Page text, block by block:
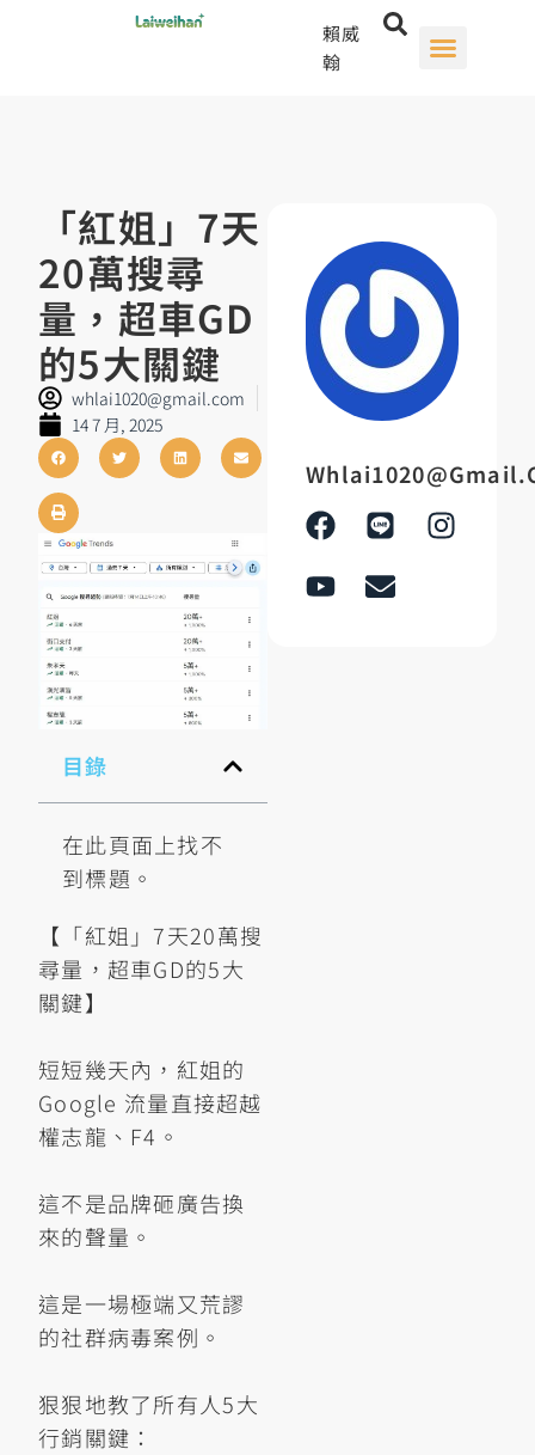
賴威
翰
「紅姐」7天
20萬搜尋
量，超車GD
的5大關鍵
whlai1020@gmail.com
14 7 月, 2025
目錄
在此頁面上找不
到標題。
【「紅姐」7天20萬搜
尋量，超車GD的5大
關鍵】
短短幾天內，紅姐的
Google 流量直接超越
權志龍、F4。
這不是品牌砸廣告換
來的聲量。
這是一場極端又荒謬
的社群病毒案例。
狠狠地教了所有人5大
行銷關鍵：